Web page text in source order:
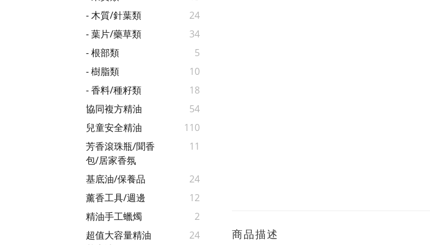
- 木質/針葉類
24
- 葉片/藥草類
34
- 根部類
5
- 樹脂類
10
- 香料/種籽類
18
協同複方精油
54
兒童安全精油
110
芳香滾珠瓶/聞香
包/居家香氛
11
基底油/保養品
24
薰香工具/週邊
12
精油手工蠟燭
2
超值大容量精油
24 商品描述